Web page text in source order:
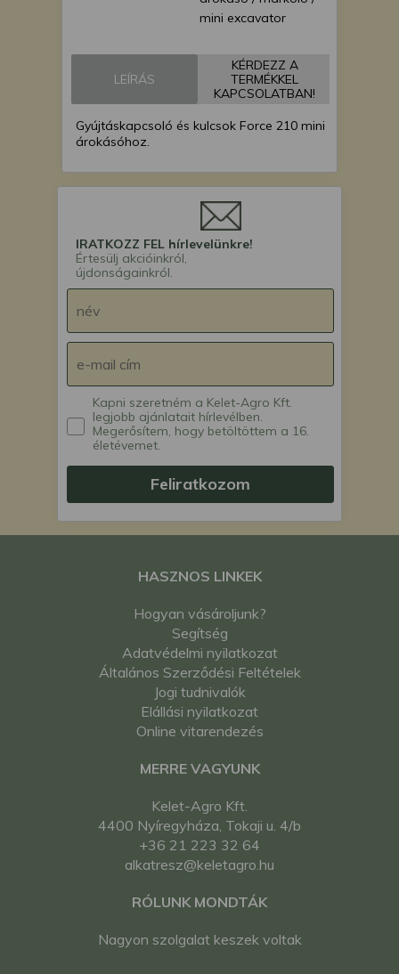
mini excavator
LEÍRÁS
KÉRDEZZ A
TERMÉKKEL
KAPCSOLATBAN!
Gyújtáskapcsoló és kulcsok Force 210 mini
árokásóhoz.
IRATKOZZ FEL hírlevelünkre!
Értesülj akcióinkról,
újdonságainkról.
Kapni szeretném a Kelet-Agro Kft.
legjobb ajánlatait hírlevélben.
Megerősítem, hogy betöltöttem a 16.
életévemet.
Feliratkozom
HASZNOS LINKEK
Hogyan vásároljunk?
Segítség
Adatvédelmi nyilatkozat
Általános Szerződési Feltételek
Jogi tudnivalók
Elállási nyilatkozat
Online vitarendezés
MERRE VAGYUNK
Kelet-Agro Kft.
4400 Nyíregyháza, Tokaji u. 4/b
+36 21 223 32 64
alkatresz@keletagro.hu
RÓLUNK MONDTÁK
Nagyon szolgalat keszek voltak
adatkezelés ellen. A beállításai csak erre
webhelyre visszatérve vagy az
adatvédelmi szabályzatunk segítségével
bármikor megváltoztathatja a
beállításait.